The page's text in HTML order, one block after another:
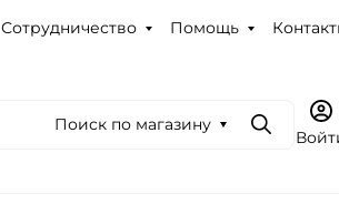
Сотрудничество Помощь
Поиск по магазину
Поиск